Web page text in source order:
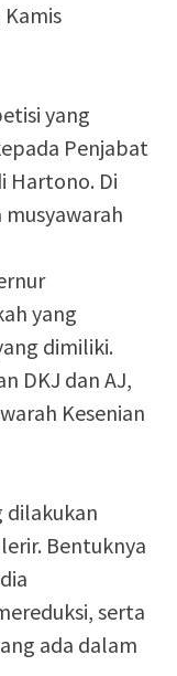
yang
Penjabat
Hartono. Di
yang
dimiliki.
DKJ dan AJ,
Kesenian
dilakukan
Bentuknya
serta
ada dalam